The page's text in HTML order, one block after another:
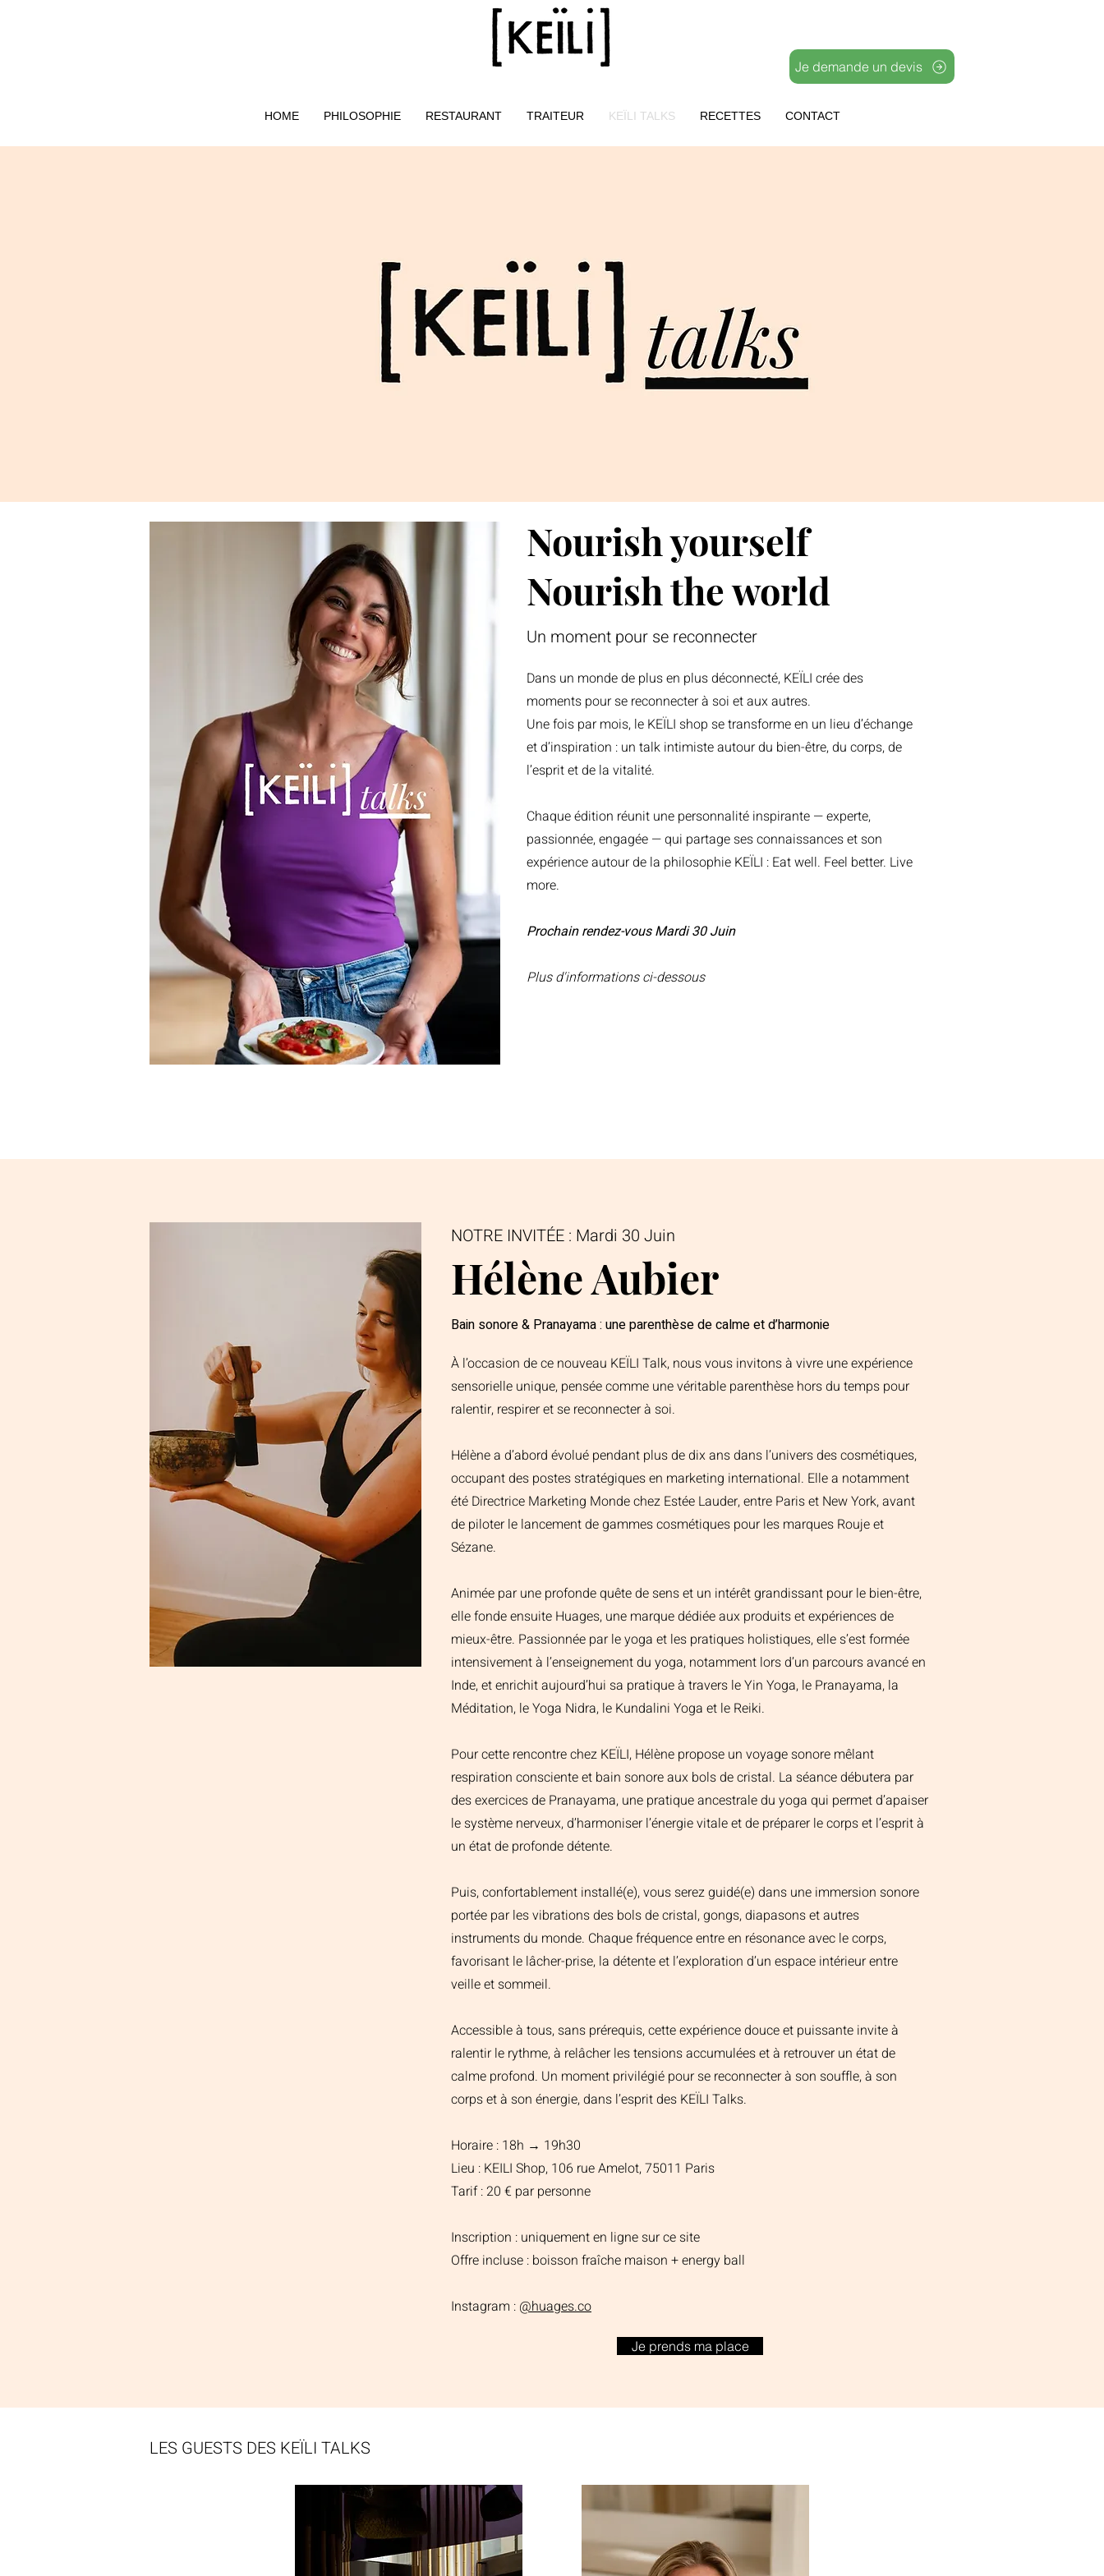
Je demande un devis
HOME PHILOSOPHIE RESTAURANT TRAITEUR KEÏLI TALKS RECETTES CONTACT
Nourish yourself
Nourish the world
Un moment pour se reconnecter
Dans un monde de plus en plus déconnecté, KEÏLI crée des
moments pour se reconnecter à soi et aux autres.
Une fois par mois, le KEÏLI shop se transforme en un lieu d’échange
et d’inspiration : un talk intimiste autour du bien-être, du corps, de
l’esprit et de la vitalité.
Chaque édition réunit une personnalité inspirante — experte,
passionnée, engagée — qui partage ses connaissances et son
expérience autour de la philosophie KEÏLI : Eat well. Feel better. Live
more.
Prochain rendez-vous Mardi 30 Juin
Plus d'informations ci-dessous
NOTRE INVITÉE : Mardi 30 Juin
Hélène Aubier
Bain sonore & Pranayama : une parenthèse de calme et d’harmonie
À l’occasion de ce nouveau KEÏLI Talk, nous vous invitons à vivre une expérience
sensorielle unique, pensée comme une véritable parenthèse hors du temps pour
ralentir, respirer et se reconnecter à soi.
Hélène a d’abord évolué pendant plus de dix ans dans l’univers des cosmétiques,
occupant des postes stratégiques en marketing international. Elle a notamment
été Directrice Marketing Monde chez Estée Lauder, entre Paris et New York, avant
de piloter le lancement de gammes cosmétiques pour les marques Rouje et
Sézane.
Animée par une profonde quête de sens et un intérêt grandissant pour le bien-être,
elle fonde ensuite Huages, une marque dédiée aux produits et expériences de
mieux-être. Passionnée par le yoga et les pratiques holistiques, elle s’est formée
intensivement à l’enseignement du yoga, notamment lors d’un parcours avancé en
Inde, et enrichit aujourd’hui sa pratique à travers le Yin Yoga, le Pranayama, la
Méditation, le Yoga Nidra, le Kundalini Yoga et le Reiki.
Pour cette rencontre chez KEÏLI, Hélène propose un voyage sonore mêlant
respiration consciente et bain sonore aux bols de cristal. La séance débutera par
des exercices de Pranayama, une pratique ancestrale du yoga qui permet d’apaiser
le système nerveux, d’harmoniser l’énergie vitale et de préparer le corps et l’esprit à
un état de profonde détente.
Puis, confortablement installé(e), vous serez guidé(e) dans une immersion sonore
portée par les vibrations des bols de cristal, gongs, diapasons et autres
instruments du monde. Chaque fréquence entre en résonance avec le corps,
favorisant le lâcher-prise, la détente et l’exploration d’un espace intérieur entre
veille et sommeil.
Accessible à tous, sans prérequis, cette expérience douce et puissante invite à
ralentir le rythme, à relâcher les tensions accumulées et à retrouver un état de
calme profond. Un moment privilégié pour se reconnecter à son souffle, à son
corps et à son énergie, dans l’esprit des KEÏLI Talks.
Horaire : 18h → 19h30
Lieu : KEILI Shop, 106 rue Amelot, 75011 Paris
Tarif : 20 € par personne
Inscription : uniquement en ligne sur ce site
Offre incluse : boisson fraîche maison + energy ball
Instagram : @huages.co
Je prends ma place
LES GUESTS DES KEÏLI TALKS